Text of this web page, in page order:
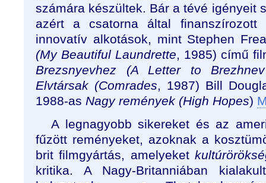
számára készültek. Bár a tévé igényeit
azért a csatorna által
innovatív alkotások, mint Stephen
(My Beautiful Laundrette, 1985) című
Brezsnyevhez (A Letter to Brezhnev
Elvtársak (Comrades, 1987) Bill
1988-as Nagy remények (High Hopes)
A legnagyobb sikereket és az
fűzött reményeket, azoknak a
brit filmgyártás, amelyeket
kritika. A Nagy-Britanniában